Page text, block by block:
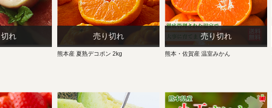
熊本産 夏熟デコポン 2kg 熊本・佐賀産 温室みかん